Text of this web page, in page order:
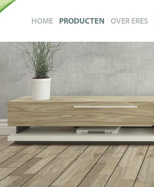
HOME PRODUCTEN OVER ERES